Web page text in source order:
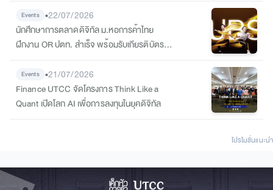
Events •22/07/2026
นักศึกษาการตลาดดิจิทัล ม.หอการค้าไทย
ฝึกงาน OR ปตท. สำเร็จ พร้อมรับเกียรติบัตร
Events •21/07/2026
Finance UTCC จัดโครงการ Think Like a
Quant เปิดโลก AI เพื่อการลงทุนในยุคดิจิทัล
โปรโมชั่นแนะนํา